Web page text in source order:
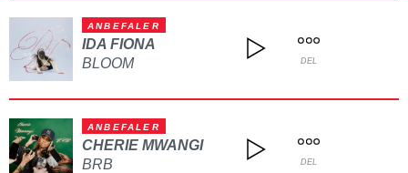
ANBEFALER
IDA FIONA
BLOOM
DEL
ANBEFALER
CHERIE MWANGI
BRB
DEL